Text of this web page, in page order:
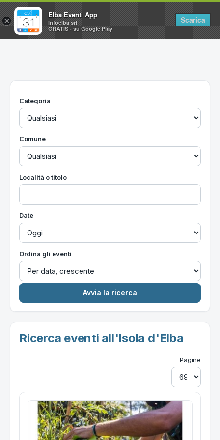
Home
Utilità
Categoria
Comune
Località o titolo
Date
Ordina gli eventi
Ricerca eventi all'Isola d'Elba
Pagine
×
Elba Eventi App
Infoelba srl
GRATIS - su Google Play
Scarica